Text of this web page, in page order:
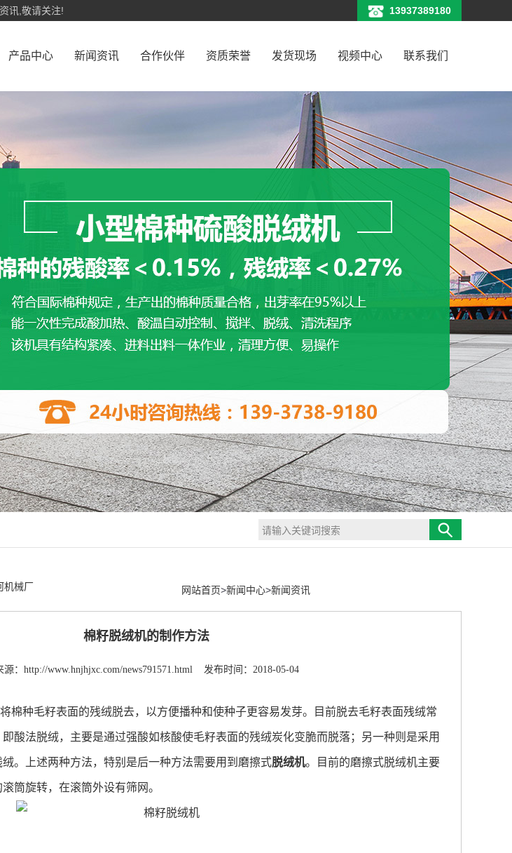
讯,敬请关注! 13937389180
产品中心 新闻资讯 合作伙伴 资质荣誉 发货现场 视频中心 联系我们
机械厂 网站首页>新闻中心>新闻资讯
棉籽脱绒机的制作方法
源：http://www.hnjhjxc.com/news791571.html 发布时间：2018-05-04
棉种毛籽表面的残绒脱去，以方便播种和使种子更容易发芽。目前脱去毛籽表面残绒常
酸法脱绒，主要是通过强酸如核酸使毛籽表面的残绒炭化变脆而脱落；另一种则是采用
。上述两种方法，特别是后一种方法需要用到磨擦式脱绒机。目前的磨擦式脱绒机主要
筒旋转，在滚筒外设有筛网。